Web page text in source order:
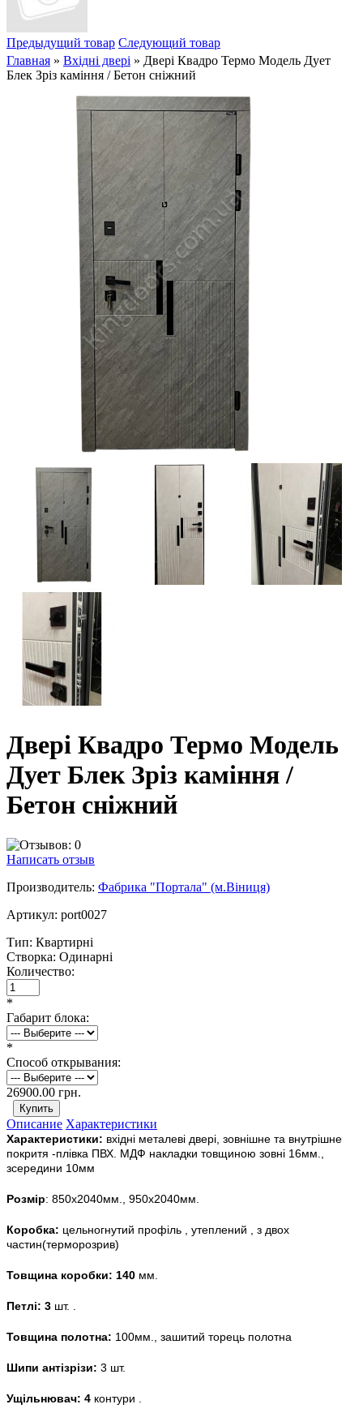
Предыдущий товар Следующий товар
Главная » Вхідні двері » Двері Квадро Термо Модель Дует
Блек Зріз каміння / Бетон сніжний
Двері Квадро Термо Модель
Дует Блек Зріз каміння /
Бетон сніжний
Написать отзыв
Производитель: Фабрика "Портала" (м.Віниця)
Артикул: port0027
Тип: Квартирні
Створка: Одинарні
Количество:
*
Габарит блока:
*
Способ открывания:
26900.00 грн.
Описание Характеристики
Характеристики: вхідні металеві двері, зовнішне та внутрішне
покритя -плівка ПВХ. МДФ накладки товщиною зовні 16мм.,
зсередини 10мм
Розмір: 850х2040мм., 950х2040мм.
Коробка: цельногнутий профіль , утеплений , з двох
частин(терморозрив)
Товщина коробки: 140 мм.
Петлі: 3 шт. .
Товщина полотна: 100мм., зашитий торець полотна
Шипи антізрізи: 3 шт.
Ущільнювач: 4 контури .